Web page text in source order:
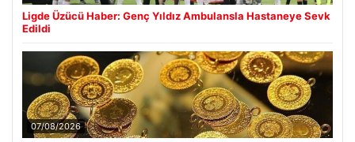
Ligde Üzücü Haber: Genç Yıldız Ambulansla Hastaneye Sevk
Edildi
07/08/2026